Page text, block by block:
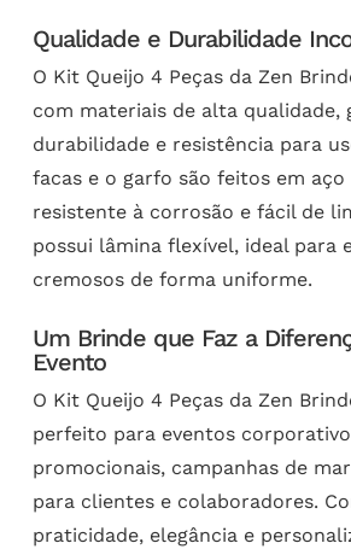
Qualidade e Durabilidade
O Kit Queijo 4 Peças da Zen
com materiais de alta qualidade,
durabilidade e resistência para
facas e o garfo são feitos em
resistente à corrosão e fácil de
possui lâmina flexível, ideal para
cremosos de forma uniforme.
Um Brinde que Faz a
Evento
O Kit Queijo 4 Peças da Zen
perfeito para eventos
promocionais, campanhas de
para clientes e colaboradores.
praticidade, elegância e